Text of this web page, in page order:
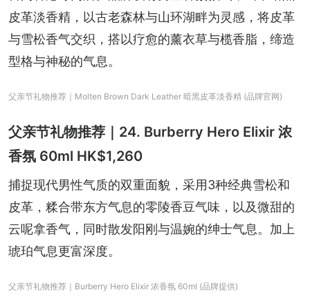
皮革淡香精，以古老森林与山环湖畔为灵感，将皮革
与雪松香气交织，搭以疗愈的薰衣草与榄香脂，缔造
型格与神秘的气息。
父亲节礼物推荐｜Molten Brown Dark Leather 暗黑皮革淡香精 (品牌官网)
父亲节礼物推荐｜24. Burberry Hero Elixir 浓
香氛 60ml HK$1,260
捕捉现代男性气质的双重面貌，采用3种经典雪松和
皮革，糅合带东方气息的零陵香豆气味，以及微甜的
云呢拿香气，同时散发阳刚与温婉的绅士气息。加上
琥珀气息更富深度。
父亲节礼物推荐｜Burberry Hero Elixir 浓香氛 60ml (品牌提供)